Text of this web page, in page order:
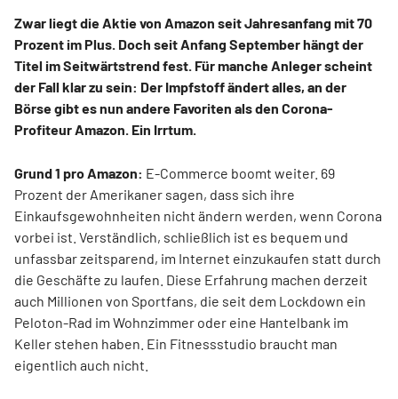
Zwar liegt die Aktie von Amazon seit Jahresanfang mit 70
Prozent im Plus. Doch seit Anfang September hängt der
Titel im Seitwärtstrend fest. Für manche Anleger scheint
der Fall klar zu sein: Der Impfstoff ändert alles, an der
Börse gibt es nun andere Favoriten als den Corona-
Profiteur Amazon. Ein Irrtum.
Grund 1 pro Amazon: E-Commerce boomt weiter. 69
Prozent der Amerikaner sagen, dass sich ihre
Einkaufsgewohnheiten nicht ändern werden, wenn Corona
vorbei ist. Verständlich, schließlich ist es bequem und
unfassbar zeitsparend, im Internet einzukaufen statt durch
die Geschäfte zu laufen. Diese Erfahrung machen derzeit
auch Millionen von Sportfans, die seit dem Lockdown ein
Peloton-Rad im Wohnzimmer oder eine Hantelbank im
Keller stehen haben. Ein Fitnessstudio braucht man
eigentlich auch nicht.